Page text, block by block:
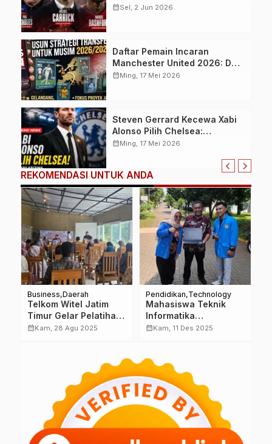
Reuni di Manchester United
calendar_monthSel, 2 Jun 2026
Daftar Pemain Incaran
Manchester United 2026: Dari
Federico Valverde hingga
calendar_monthMing, 17 Mei 2026
Steven Gerrard Kecewa Xabi
Alonso Pilih Chelsea:
Liverpool Dinilai Terlambat
calendar_monthMing, 17 Mei 2026
REKOMENDASI UNTUK ANDA
Business Daerah
Telkom Witel Jatim
Timur Gelar Pelatihan
Produksi Pangan
calendar_monthKam, 28 Agu 2025
Pendidikan Technology
Mahasiswa Teknik
Informatika
Universitas Pamulang
Panti Sosial Bina
Remaja Taruna Jaya 2
calendar_monthKam, 11 Des 2025